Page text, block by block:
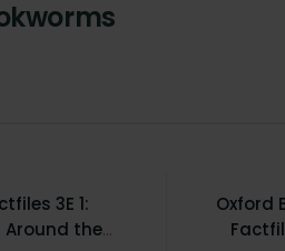
3E 1:
the
Oxford